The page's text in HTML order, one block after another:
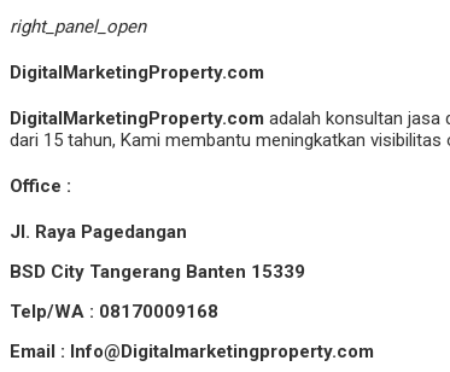
right_panel_open
DigitalMarketingProperty.com
DigitalMarketingProperty.com adalah konsultan jasa
dari 15 tahun, Kami membantu meningkatkan
Office :
Jl. Raya Pagedangan
BSD City Tangerang Banten 15339
Telp/WA : 08170009168
Email : Info@Digitalmarketingproperty.com